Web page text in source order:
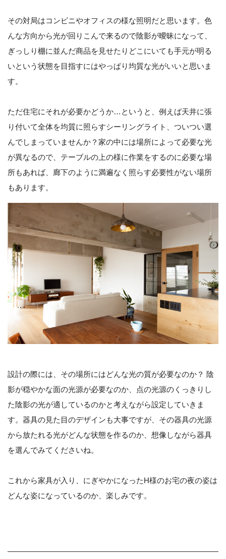
その対局はコンビニやオフィスの様な照明だと思います。色
んな方向から光が回りこんで来るので陰影が曖昧になって、
ぎっしり棚に並んだ商品を見せたりどこにいても手元が明る
いという状態を目指すにはやっぱり均質な光がいいと思いま
す。
ただ住宅にそれが必要かどうか…というと、例えば天井に張
り付いて全体を均質に照らすシーリングライト、ついつい選
んでしまっていませんか？家の中には場所によって必要な光
が異なるので、テーブルの上の様に作業をするのに必要な場
所もあれば、廊下のように満遍なく照らす必要性がない場所
もあります。
設計の際には、その場所にはどんな光の質が必要なのか？ 陰
影が穏やかな面の光源が必要なのか、点の光源のくっきりし
た陰影の光が適しているのかと考えながら設定していきま
す。器具の見た目のデザインも大事ですが、その器具の光源
から放たれる光がどんな状態を作るのか、想像しながら器具
を選んでみてくださいね。
これから家具が入り、にぎやかになったH様のお宅の夜の姿は
どんな姿になっているのか、楽しみです。